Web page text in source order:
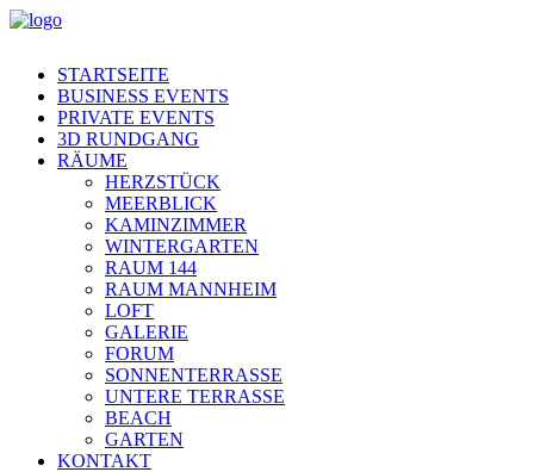
STARTSEITE
BUSINESS EVENTS
PRIVATE EVENTS
3D RUNDGANG
RÄUME
HERZSTÜCK
MEERBLICK
KAMINZIMMER
WINTERGARTEN
RAUM 144
RAUM MANNHEIM
LOFT
GALERIE
FORUM
SONNENTERRASSE
UNTERE TERRASSE
BEACH
GARTEN
KONTAKT